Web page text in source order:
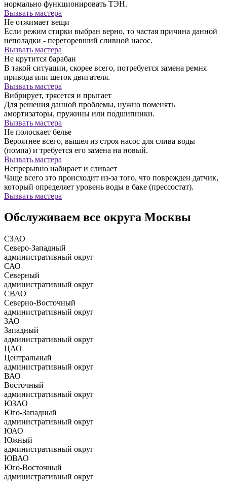
нормально функционировать ТЭН.
Вызвать мастера
Не отжимает вещи
Если режим стирки выбран верно, то частая причина данной
неполадки - перегоревший сливной насос.
Вызвать мастера
Не крутится барабан
В такой ситуации, скорее всего, потребуется замена ремня
привода или щеток двигателя.
Вызвать мастера
Вибрирует, трясется и прыгает
Для решения данной проблемы, нужно поменять
амортизаторы, пружины или подшипники.
Вызвать мастера
Не полоскает белье
Вероятнее всего, вышел из строя насос для слива воды
(помпа) и требуется его замена на новый.
Вызвать мастера
Непрерывно набирает и сливает
Чаще всего это происходит из-за того, что поврежден датчик,
который определяет уровень воды в баке (прессостат).
Вызвать мастера
Обслуживаем все округа Москвы
СЗАО
Северо-Западный
административный округ
САО
Северный
административный округ
СВАО
Северно-Восточный
административный округ
ЗАО
Западный
административный округ
ЦАО
Центральный
административный округ
ВАО
Восточный
административный округ
ЮЗАО
Юго-Западный
административный округ
ЮАО
Южный
административный округ
ЮВАО
Юго-Восточный
административный округ